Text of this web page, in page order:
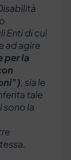
Enti di cui
ad agire
per la
, sia le
tale
sono la